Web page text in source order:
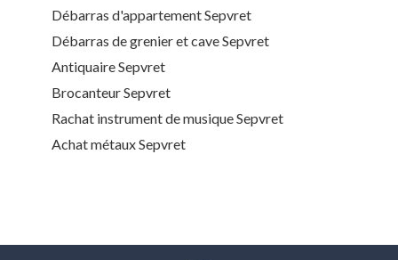
Débarras d'appartement Sepvret
Débarras de grenier et cave Sepvret
Antiquaire Sepvret
Brocanteur Sepvret
Rachat instrument de musique Sepvret
Achat métaux Sepvret